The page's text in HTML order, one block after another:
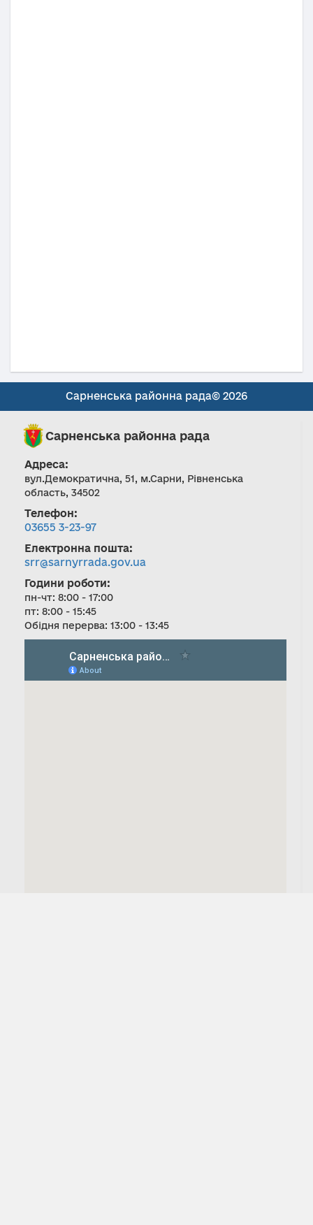
Сарненська районна рада© 2026
Сарненська районна рада
Адреса:
вул.Демократична, 51, м.Сарни, Рівненська
область, 34502
Телефон:
03655 3-23-97
Електронна пошта:
srr@sarnyrrada.gov.ua
Години роботи:
пн-чт: 8:00 - 17:00
пт: 8:00 - 15:45
Обідня перерва: 13:00 - 13:45